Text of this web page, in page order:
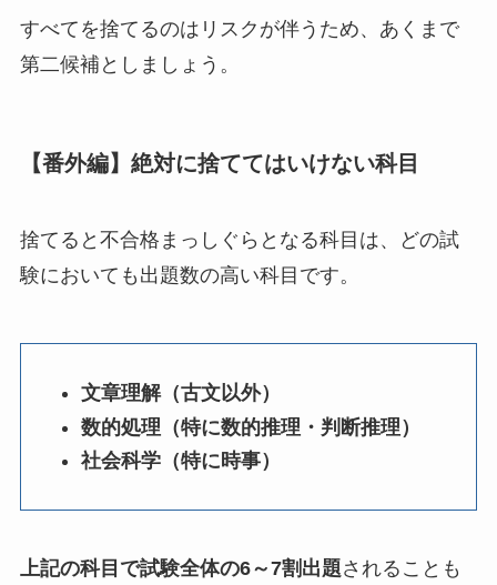
すべてを捨てるのはリスクが伴うため、あくまで
第二候補としましょう。
【番外編】絶対に捨ててはいけない科目
捨てると不合格まっしぐらとなる科目は、どの試
験においても出題数の高い科目です。
文章理解（古文以外）
数的処理（特に数的推理・判断推理）
社会科学（特に時事）
上記の科目で試験全体の6～7割出題されることも